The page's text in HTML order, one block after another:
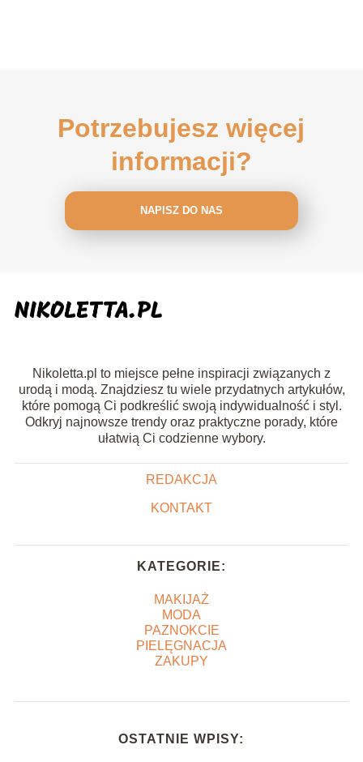
Potrzebujesz więcej
informacji?
NAPISZ DO NAS
Nikoletta.pl to miejsce pełne inspiracji związanych z
urodą i modą. Znajdziesz tu wiele przydatnych artykułów,
które pomogą Ci podkreślić swoją indywidualność i styl.
Odkryj najnowsze trendy oraz praktyczne porady, które
ułatwią Ci codzienne wybory.
REDAKCJA
KONTAKT
KATEGORIE:
MAKIJAŻ
MODA
PAZNOKCIE
PIELĘGNACJA
ZAKUPY
OSTATNIE WPISY: